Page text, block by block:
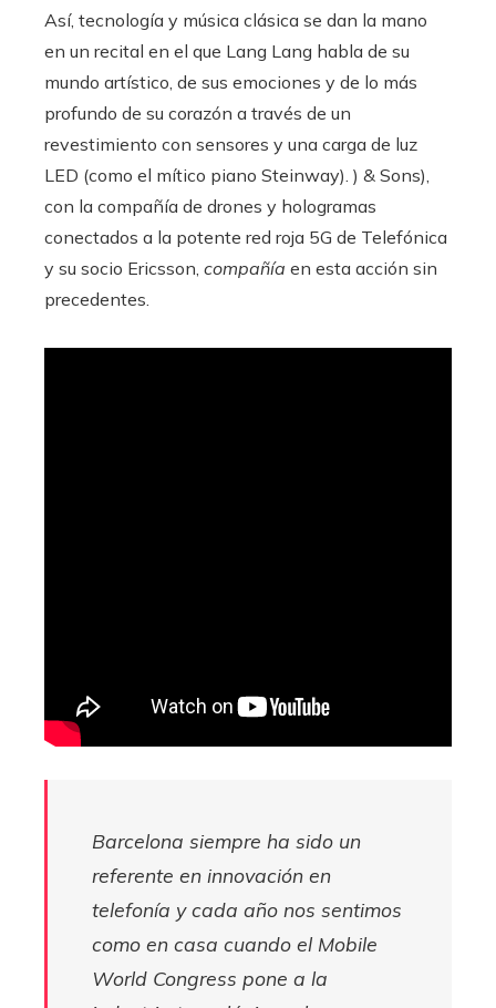
Así, tecnología y música clásica se dan la mano
en un recital en el que Lang Lang habla de su
mundo artístico, de sus emociones y de lo más
profundo de su corazón a través de un
revestimiento con sensores y una carga de luz
LED (como el mítico piano Steinway). ) & Sons),
con la compañía de drones y hologramas
conectados a la potente red roja 5G de Telefónica
y su socio Ericsson, compañía en esta acción sin
precedentes.
Barcelona siempre ha sido un
referente en innovación en
telefonía y cada año nos sentimos
como en casa cuando el Mobile
World Congress pone a la